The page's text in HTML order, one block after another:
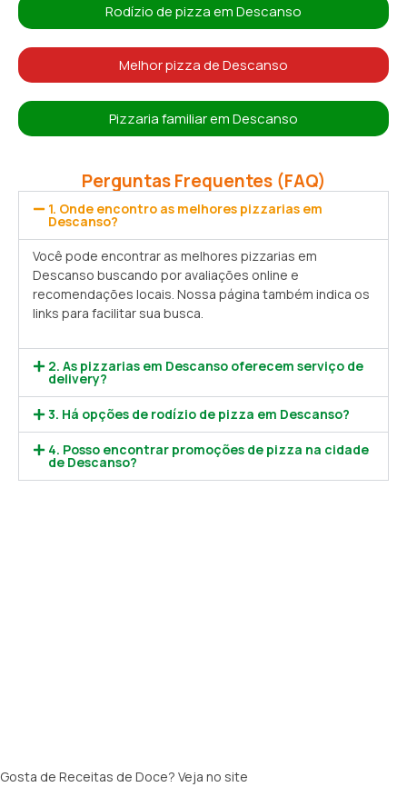
Rodízio de pizza em Descanso
Melhor pizza de Descanso
Pizzaria familiar em Descanso
Perguntas Frequentes (FAQ)
1. Onde encontro as melhores pizzarias em
Descanso?
Você pode encontrar as melhores pizzarias em
Descanso buscando por avaliações online e
recomendações locais. Nossa página também indica os
links para facilitar sua busca.
2. As pizzarias em Descanso oferecem serviço de
delivery?
3. Há opções de rodízio de pizza em Descanso?
4. Posso encontrar promoções de pizza na cidade
de Descanso?
Gosta de Receitas de Doce? Veja no site